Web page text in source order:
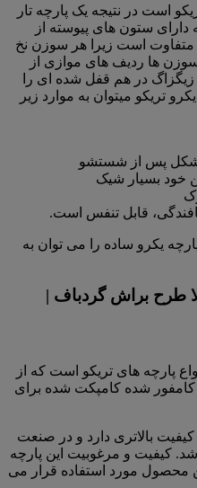
است در نتیجه یک پارچه تار
ستون های پیوسته از
متفاوت است زیرا هر سوزن نخ
ها ردیف های موازی از
زیگزاگ در هم قفل شده ای را
تریکو میتوان به موارد زیر
شکل پس از شستشو
خود بسیار شیک
قابل تنفس است.
یکرو ساده را می توان به
پارچه های تریکو است که از
کامفور شده کامپکت شده برای
بالاتری دارد و در صنعت
کیفیت و مرغوبیت این پارچه
محصول مورد استفاده قرار می